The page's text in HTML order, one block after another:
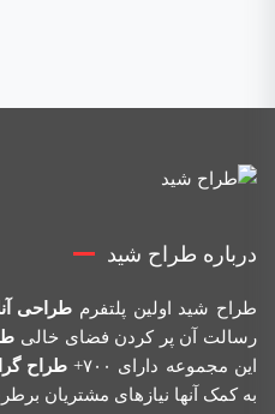
درباره طراح شید
طراح شید اولین پلتفرم طراحی
رسالت آن پر کردن فضای خالی
این مجموعه دارای ۷۰۰+
طراح
به کمک آنها نیازهای مشتریان